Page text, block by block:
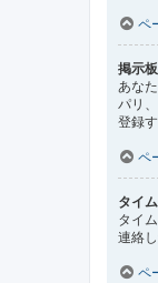
ペ
掲示
あな
パリ
登録
ペ
タイ
タイ
連絡
ペ